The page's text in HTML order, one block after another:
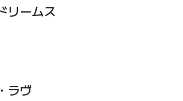
リームス
ラヴ